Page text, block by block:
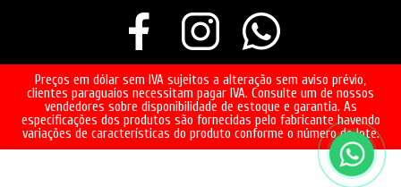
Preços em dólar sem IVA sujeitos a alteração sem aviso prévio,
clientes paraguaios necessitam pagar IVA. Consulte um de nossos
vendedores sobre disponibilidade de estoque e garantia. As
especificações dos produtos são fornecidas pelo fabricante havendo
variações de características do produto conforme o número do lote.